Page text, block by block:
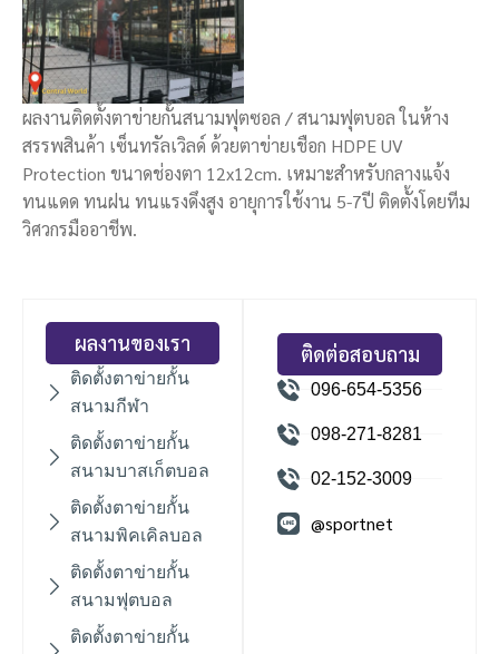
ผลงานของเรา
ติดตั้งตาข่ายกั้น
สนามกีฬา
ติดตั้งตาข่ายกั้น
สนามบาสเก็ตบอล
ติดตั้งตาข่ายกั้น
สนามพิคเคิลบอล
ติดตั้งตาข่ายกั้น
สนามฟุตบอล
ติดตั้งตาข่ายกั้น
ติดต่อสอบถาม
096-654-5356
098-271-8281
02-152-3009
@sportnet
ผลงานติดตั้งตาข่ายกั้นสนามฟุตซอล / สนามฟุตบอล ในห้าง
สรรพสินค้า เซ็นทรัลเวิลด์ ด้วยตาข่ายเชือก HDPE UV
Protection ขนาดช่องตา 12x12cm. เหมาะสำหรับกลางแจ้ง
ทนแดด ทนฝน ทนแรงดึงสูง อายุการใช้งาน 5-7ปี ติดตั้งโดยทีม
วิศวกรมืออาชีพ.